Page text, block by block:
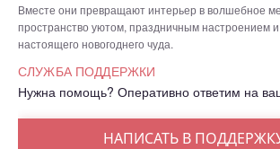
Вместе они превращают интерьер в волшебное
пространство уютом, праздничным настроением
настоящего новогоднего чуда.
СЛУЖБА ПОДДЕРЖКИ
Нужна помощь? Оперативно ответим на
НАПИСАТЬ В